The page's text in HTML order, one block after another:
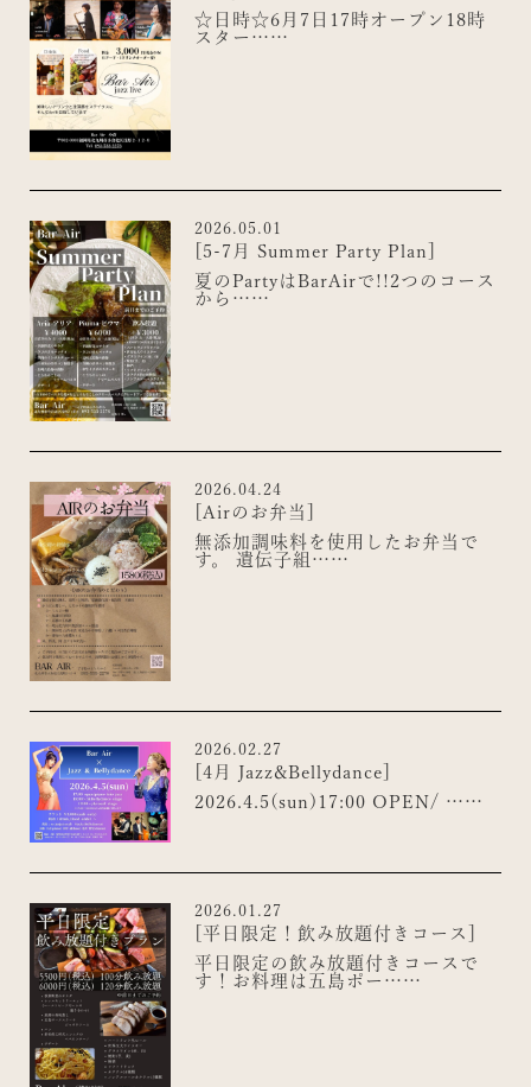
☆日時☆6月7日17時オープン18時
スター……
2026.05.01
[5-7月 Summer Party Plan]
夏のPartyはBarAirで!!2つのコース
から……
2026.04.24
[Airのお弁当]
無添加調味料を使用したお弁当で
す。 遺伝子組……
2026.02.27
[4月 Jazz&Bellydance]
2026.4.5(sun)17:00 OPEN/ ……
2026.01.27
[平日限定！飲み放題付きコース]
平日限定の飲み放題付きコースで
す！お料理は五島ポー……